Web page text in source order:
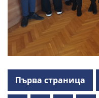
Първа страница